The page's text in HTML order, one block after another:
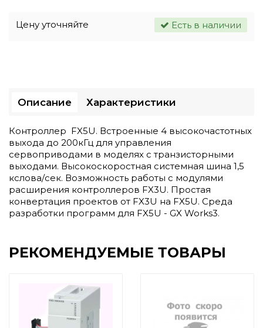
Цену уточняйте Есть в наличии
Описание Характеристики
Контроллер FX5U. Встроенные 4 высокочастотных
выхода до 200кГц для управления
сервоприводами в моделях с транзисторными
выходами. Высокоскоростная системная шина 1,5
кслова/сек. Возможность работы с модулями
расширения контроллеров FX3U. Простая
конвертация проектов от FX3U на FX5U. Среда
разработки программ для FX5U - GX Works3.
РЕКОМЕНДУЕМЫЕ ТОВАРЫ